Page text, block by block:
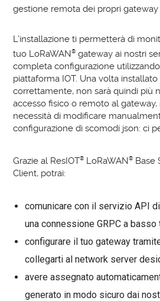
gestione remota dei propri gateway
L’installazione ti permetterà di
tuo LoRaWAN® gateway ai nostri
completa configurazione
piattaforma IOT. Una volta
correttamente, non sarà quindi più
accesso fisico o remoto al
necessità di modificare
configurazione di scomodi json: ci
Grazie al ResIOT® LoRaWAN® Base
Client, potrai:
comunicare con il servizio API
una connessione GRPC a basso
configurare il tuo gateway
collegarti al network server
avere assegnato
generato in modo sicuro dai